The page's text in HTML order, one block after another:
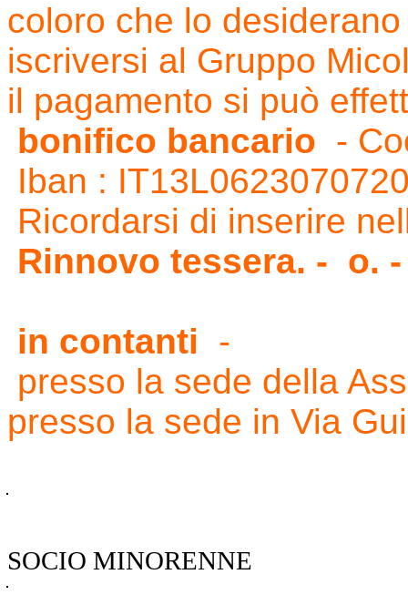
coloro che lo
iscriversi al Gruppo
il pagamento si può
bonifico bancario -
Iban :
Ricordarsi di inserire
Rinnovo tessera. - o.
in contanti -
presso la sede della
presso la sede in Via
SOCIO MINORENNE